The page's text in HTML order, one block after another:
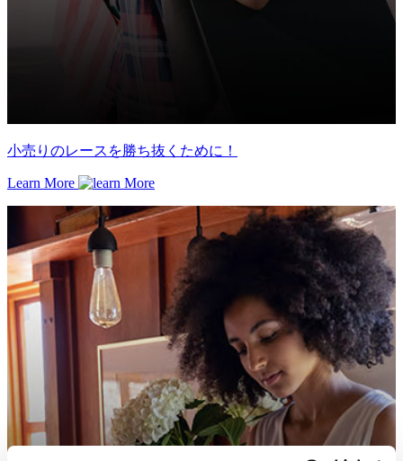
小売りのレースを勝ち抜くために！
Learn More